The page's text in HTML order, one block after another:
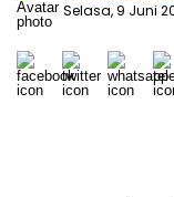
Selasa, 9 Juni